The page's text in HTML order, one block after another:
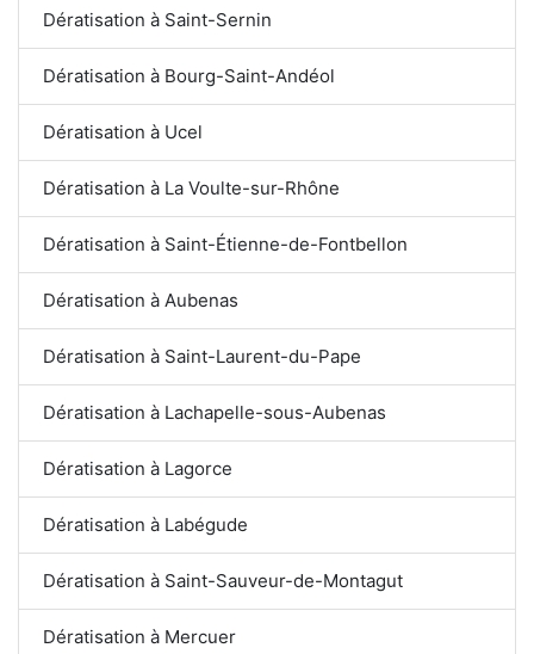
Dératisation à Saint-Sernin
Dératisation à Bourg-Saint-Andéol
Dératisation à Ucel
Dératisation à La Voulte-sur-Rhône
Dératisation à Saint-Étienne-de-Fontbellon
Dératisation à Aubenas
Dératisation à Saint-Laurent-du-Pape
Dératisation à Lachapelle-sous-Aubenas
Dératisation à Lagorce
Dératisation à Labégude
Dératisation à Saint-Sauveur-de-Montagut
Dératisation à Mercuer